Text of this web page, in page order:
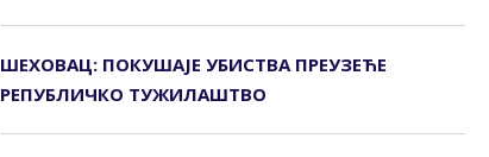
ШЕХОВАЦ: ПОКУШАЈЕ УБИСТВА ПРЕУЗЕЋЕ
РЕПУБЛИЧКО ТУЖИЛАШТВО